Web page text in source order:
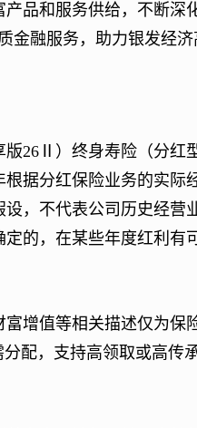
品和服务供给，不断深
金融服务，助力银发经
）终身寿险（分红型
据分红保险业务的实际
，不代表公司历史经营
的，在某些年度红利有
值等相关描述仅为保
分配，支持高领取或高